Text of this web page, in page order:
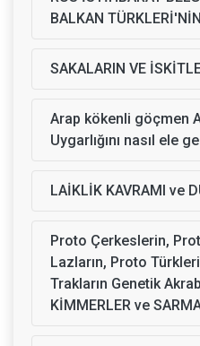
BALKAN
SAKALARIN VE
Arap kökenli göçmen
Uygarlığını nasıl ele
LAİKLİK KAVRAMI ve
Proto Çerkeslerin,
Lazların, Proto
Trakların Genetik
KİMMERLER ve